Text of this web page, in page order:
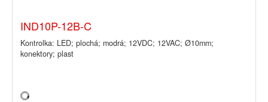
IND10P-12B-C
Kontrolka: LED; plochá; modrá; 12VDC; 12VAC; Ø10mm;
konektory; plast